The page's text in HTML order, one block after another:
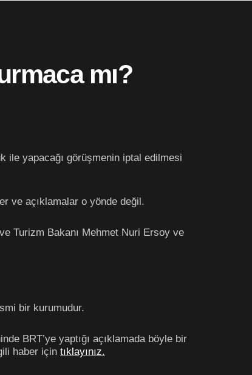
mı?
ile yapacağı görüşmenin iptal edilmesi
ve açıklamalar o yönde değil.
Turizm Bakanı Mehmet Nuri Ersoy ve
bir kurumudur.
BRT’ye yaptığı açıklamada böyle bir
haber için tıklayınız.